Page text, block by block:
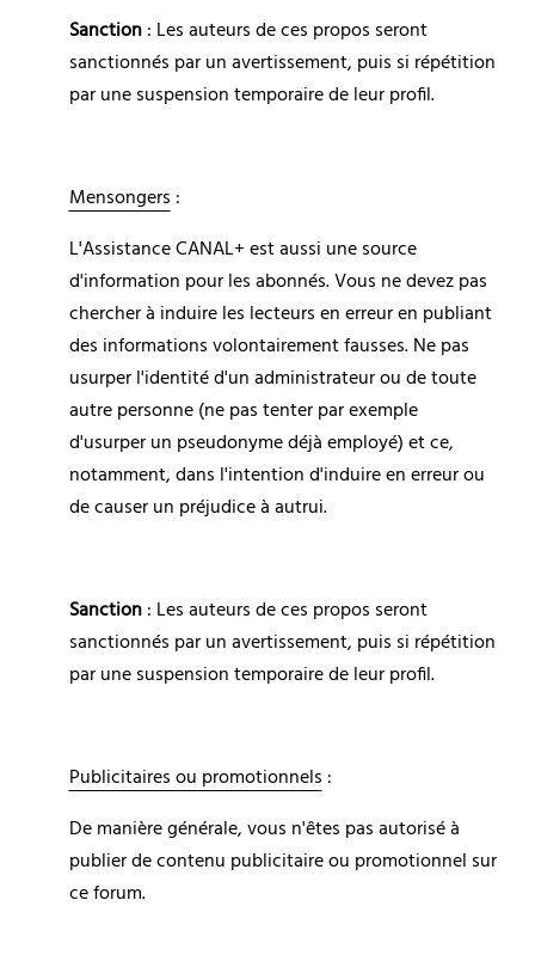
Sanction : Les auteurs de ces propos seront
sanctionnés par un avertissement, puis si répétition
par une suspension temporaire de leur profil.
Mensongers :
L'Assistance CANAL+ est aussi une source
d'information pour les abonnés. Vous ne devez pas
chercher à induire les lecteurs en erreur en publiant
des informations volontairement fausses. Ne pas
usurper l'identité d'un administrateur ou de toute
autre personne (ne pas tenter par exemple
d'usurper un pseudonyme déjà employé) et ce,
notamment, dans l'intention d'induire en erreur ou
de causer un préjudice à autrui.
Sanction : Les auteurs de ces propos seront
sanctionnés par un avertissement, puis si répétition
par une suspension temporaire de leur profil.
Publicitaires ou promotionnels :
De manière générale, vous n'êtes pas autorisé à
publier de contenu publicitaire ou promotionnel sur
ce forum.